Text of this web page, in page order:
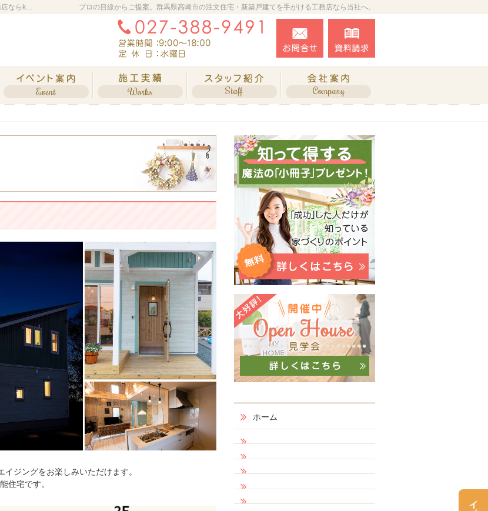
プロの目線からご提案。群馬県高崎市の注文住宅・新築戸建てを手がける工務店なら当社へ。
群馬県高崎市の新築・注文住宅・新築戸建てを手がける工務店ならkadode living
ジングをお楽しみいただけます。
住宅です。
ホーム
027-388-9491
営業時間9:00～18:00 定休日：水曜日